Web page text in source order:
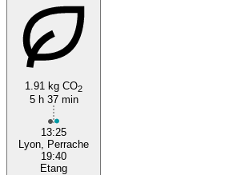
1.91 kg CO2
5 h 37 min
13:25
Lyon, Perrache
19:40
Etang